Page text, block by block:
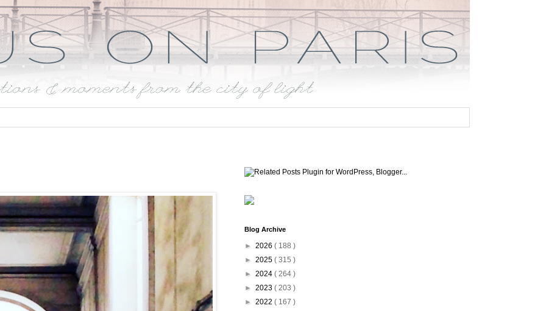
Blog Archive
► 2026 ( 188 )
► 2025 ( 315 )
► 2024 ( 264 )
► 2023 ( 203 )
► 2022 ( 167 )